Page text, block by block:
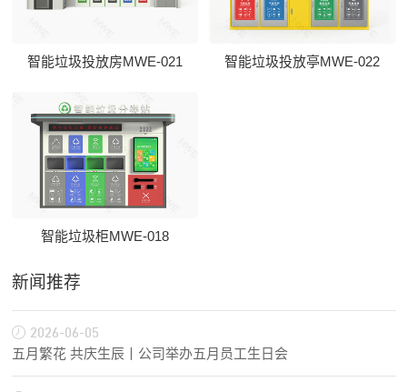
智能垃圾投放房MWE-021 智能垃圾投放亭MWE-022
智能垃圾柜MWE-018
新闻推荐
2026-06-05
五月繁花 共庆生辰丨公司举办五月员工生日会